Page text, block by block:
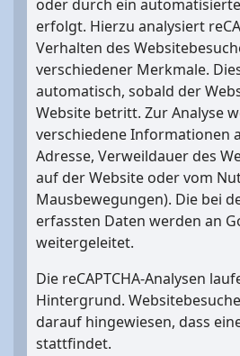
oder durch ein
erfolgt. Hierzu analysiert
Verhalten des
verschiedener Merkmale.
automatisch, sobald der
Website betritt. Zur Analyse
verschiedene Informationen
Adresse, Verweildauer des
auf der Website oder vom
Mausbewegungen). Die bei
erfassten Daten werden an
weitergeleitet.
Die reCAPTCHA-Analysen
Hintergrund.
darauf hingewiesen, dass
stattfindet.